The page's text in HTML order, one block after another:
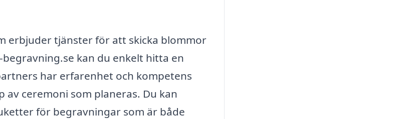
erbjuder tjänster för att skicka blommor
kan du enkelt hitta en
har erfarenhet och kompetens
ceremoni som planeras. Du kan
för begravningar som är både